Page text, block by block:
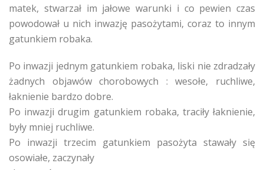
matek, stwarzał im jałowe warunki i co pewien czas
powodował u nich inwazję pasożytami, coraz to innym
gatunkiem robaka.
Po inwazji jednym gatunkiem robaka, liski nie zdradzały
żadnych objawów chorobowych : wesołe, ruchliwe,
łaknienie bardzo dobre.
Po inwazji drugim gatunkiem robaka, traciły łaknienie,
były mniej ruchliwe.
Po inwazji trzecim gatunkiem pasożyta stawały się
osowiałe, zaczynały